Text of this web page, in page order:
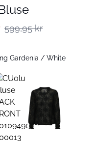
599,95 kr
Gardenia / White